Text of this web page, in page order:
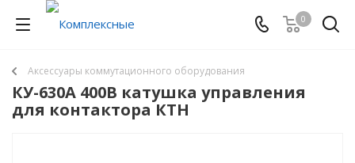
0
Аксессуары коммутационного оборудования
КУ-630А 400В катушка управления
для контактора КТН